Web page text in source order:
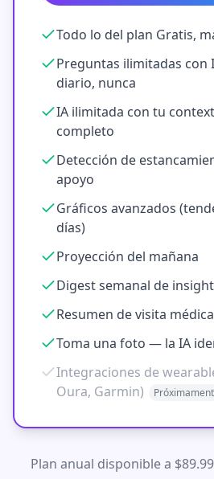
Todo lo del plan Gratis,
Preguntas ilimitadas
diario, nunca
IA ilimitada con tu
completo
Detección de
apoyo
Gráficos avanzados
días)
Proyección del mañana
Digest semanal de
Resumen de visita médica
Toma una foto — la IA
Integraciones de
Oura, Garmin)
Plan anual disponible a